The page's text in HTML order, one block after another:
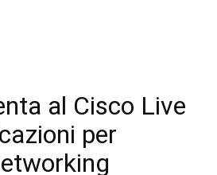
al Cisco Live
per